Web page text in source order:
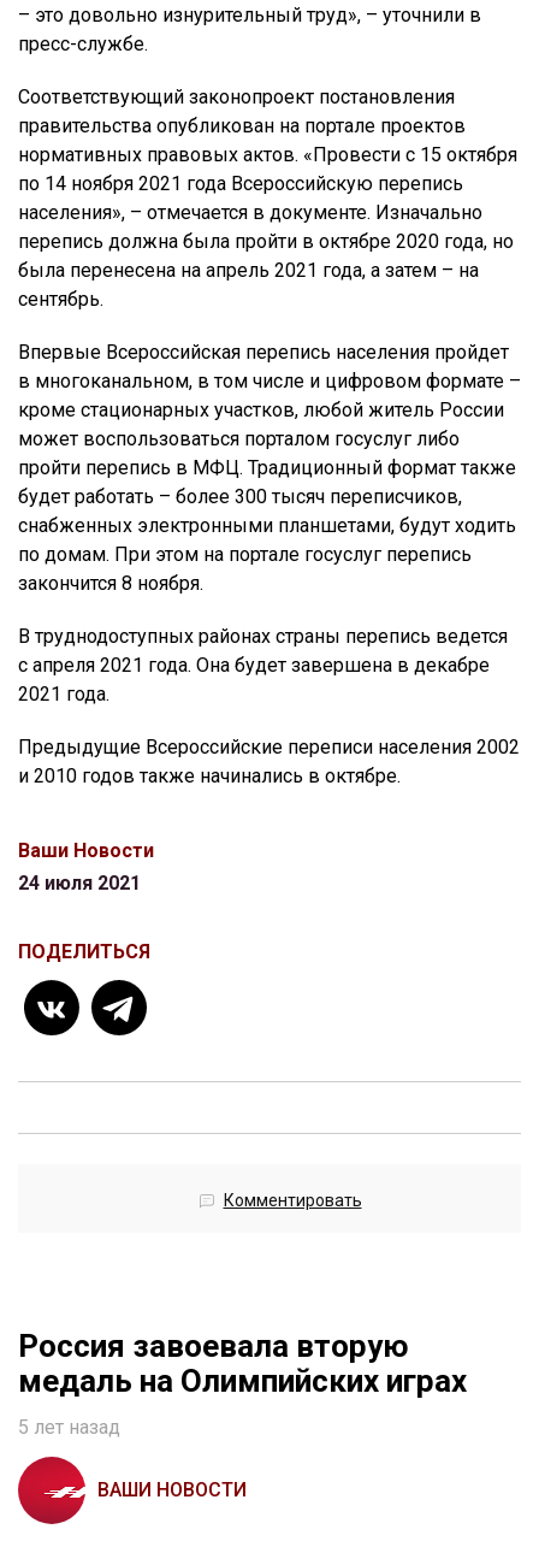
– это довольно изнурительный труд», – уточнили в
пресс-службе.
Соответствующий законопроект постановления
правительства опубликован на портале проектов
нормативных правовых актов. «Провести с 15 октября
по 14 ноября 2021 года Всероссийскую перепись
населения», – отмечается в документе. Изначально
перепись должна была пройти в октябре 2020 года, но
была перенесена на апрель 2021 года, а затем – на
сентябрь.
Впервые Всероссийская перепись населения пройдет
в многоканальном, в том числе и цифровом формате –
кроме стационарных участков, любой житель России
может воспользоваться порталом госуслуг либо
пройти перепись в МФЦ. Традиционный формат также
будет работать – более 300 тысяч переписчиков,
снабженных электронными планшетами, будут ходить
по домам. При этом на портале госуслуг перепись
закончится 8 ноября.
В труднодоступных районах страны перепись ведется
с апреля 2021 года. Она будет завершена в декабре
2021 года.
Предыдущие Всероссийские переписи населения 2002
и 2010 годов также начинались в октябре.
Ваши Новости
24 июля 2021
ПОДЕЛИТЬСЯ
Комментировать
Россия завоевала вторую
медаль на Олимпийских играх
5 лет назад
ВАШИ НОВОСТИ